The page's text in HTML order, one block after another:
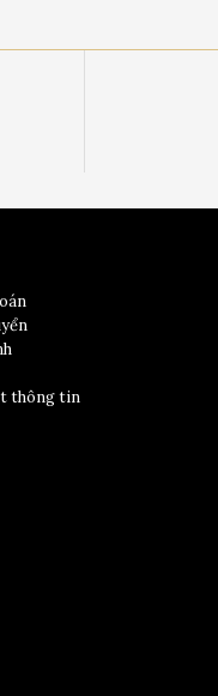
thông tin